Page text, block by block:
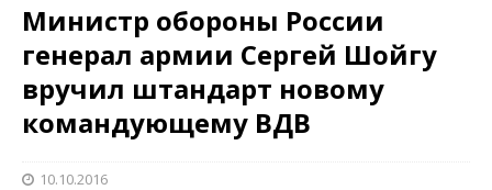
Министр обороны России
генерал армии Сергей Шойгу
вручил штандарт новому
командующему ВДВ
10.10.2016